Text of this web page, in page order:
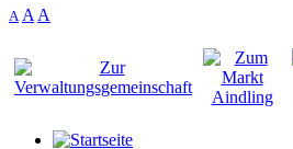
A A A